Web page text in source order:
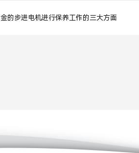
金的步进电机进行保养工作的三大方面